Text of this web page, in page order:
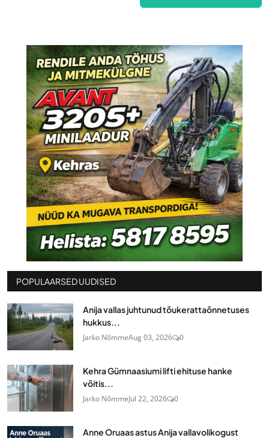
POPULAARSED UUDISED
Anija vallas juhtunud tõukerattaõnnetuses
hukkus...
Jarko NõmmeAug 03, 2026 0
Kehra Gümnaasiumi lifti ehituse hanke
võitis...
Jarko NõmmeJul 22, 2026 0
Anne Oruaas astus Anija vallavolikogust